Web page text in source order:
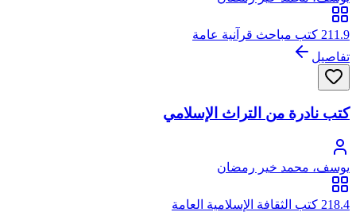
211.9 كتب مباحث قرآنية عامة
تفاصيل
كتب نادرة من التراث الإسلامي
يوسف، محمد خير رمضان
218.4 كتب الثقافة الإسلامية العامة